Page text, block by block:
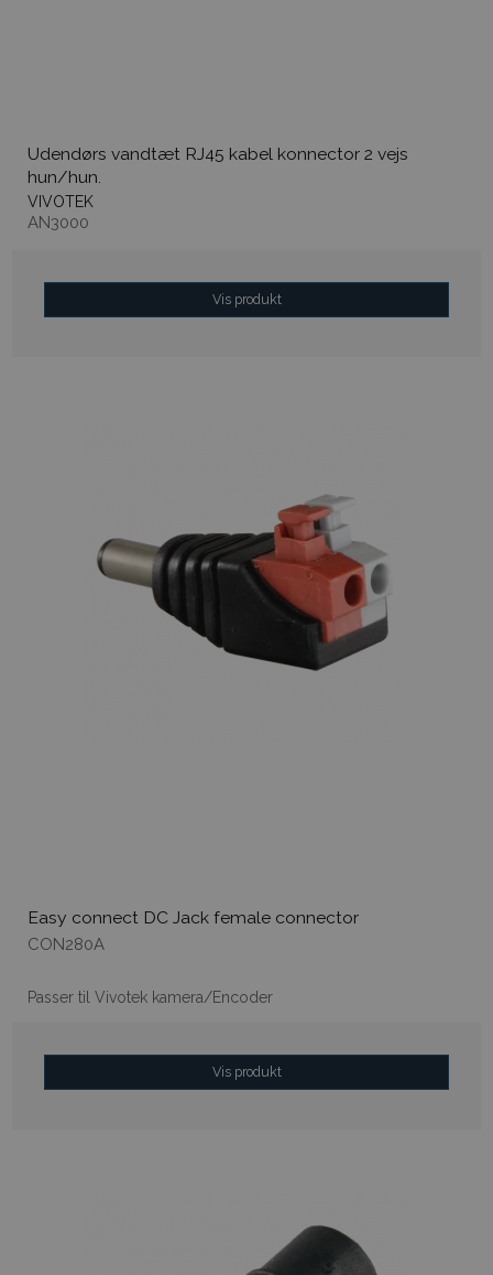
Udendørs vandtæt RJ45 kabel konnector 2 vejs
hun/hun.
VIVOTEK
AN3000
Vis produkt
Easy connect DC Jack female connector
CON280A
Passer til Vivotek kamera/Encoder
Vis produkt